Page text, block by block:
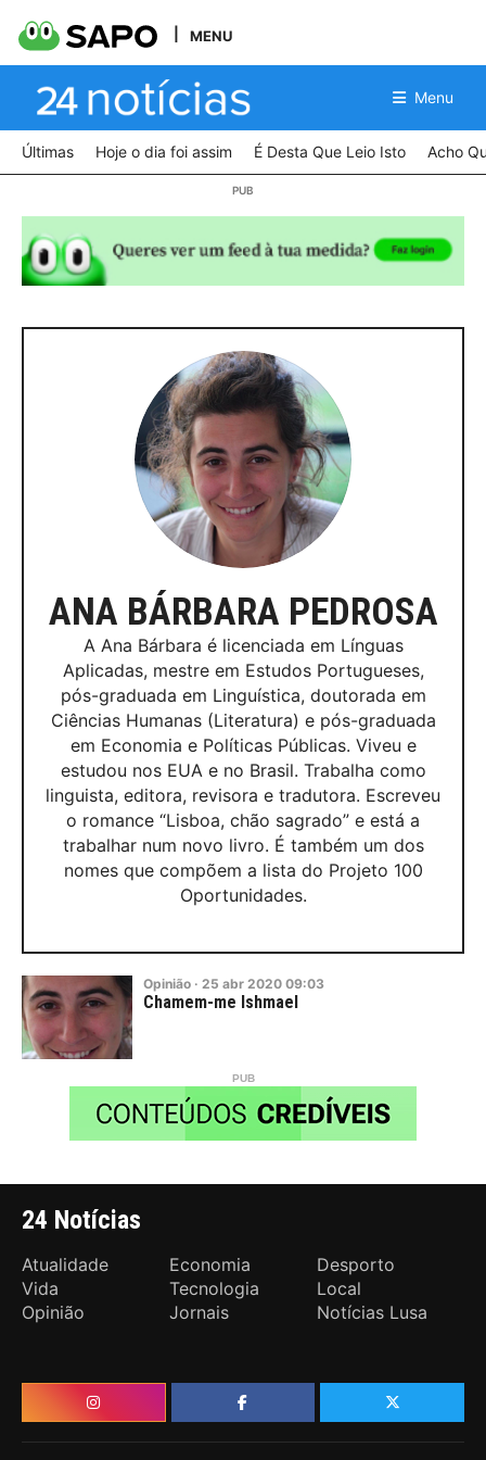
MENU
Menu
Últimas Hoje o dia foi assim É Desta Que Leio Isto Acho
ANA BÁRBARA PEDROSA
A Ana Bárbara é licenciada em Línguas
Aplicadas, mestre em Estudos Portugueses,
pós-graduada em Linguística, doutorada em
Ciências Humanas (Literatura) e pós-graduada
em Economia e Políticas Públicas. Viveu e
estudou nos EUA e no Brasil. Trabalha como
linguista, editora, revisora e tradutora. Escreveu
o romance “Lisboa, chão sagrado” e está a
trabalhar num novo livro. É também um dos
nomes que compõem a lista do Projeto 100
Oportunidades.
Opinião · 25 abr 2020 09:03
Chamem-me Ishmael
24 Notícias
Atualidade Economia
Desporto
Vida
Tecnologia
Local
Opinião
Jornais Notícias Lusa